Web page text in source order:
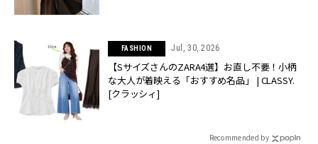
FASHION Jul, 30, 2026
【SサイズさんのZARA4選】お直し不要！小柄
な大人が着映える「おすすめ名品」 | CLASSY.
[クラッシィ]
Recommended by